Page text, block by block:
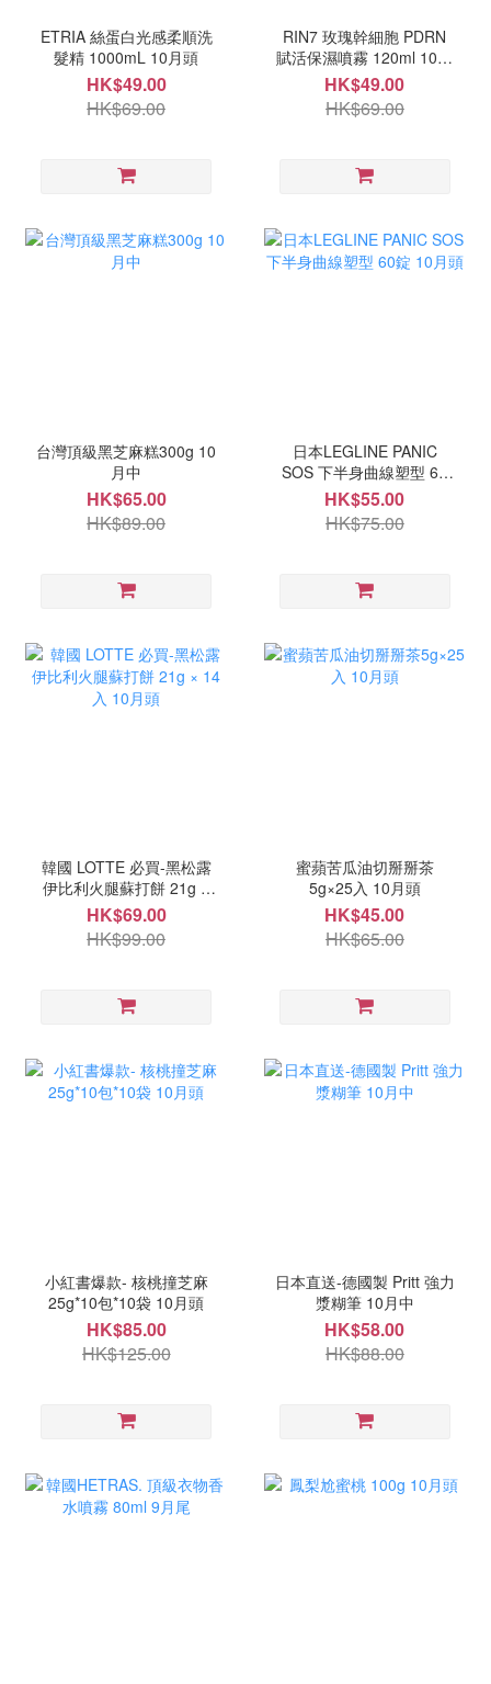
ETRIA 絲蛋白光感柔順洗
髮精 1000mL 10月頭
HK$49.00
HK$69.00
RIN7 玫瑰幹細胞 PDRN
賦活保濕噴霧 120ml 10月
中
HK$49.00
HK$69.00
台灣頂級黑芝麻糕300g 10
月中
HK$65.00
HK$89.00
日本LEGLINE PANIC
SOS 下半身曲線塑型 60
錠 10月頭
HK$55.00
HK$75.00
韓國 LOTTE 必買-黑松露
伊比利火腿蘇打餅 21g ×
14入 10月頭
HK$69.00
HK$99.00
蜜蘋苦瓜油切掰掰茶
5g×25入 10月頭
HK$45.00
HK$65.00
小紅書爆款- 核桃撞芝麻
25g*10包*10袋 10月頭
HK$85.00
HK$125.00
日本直送-德國製 Pritt 強力
漿糊筆 10月中
HK$58.00
HK$88.00